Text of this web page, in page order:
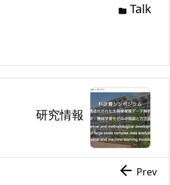
 Talk
研究情報
 Prev